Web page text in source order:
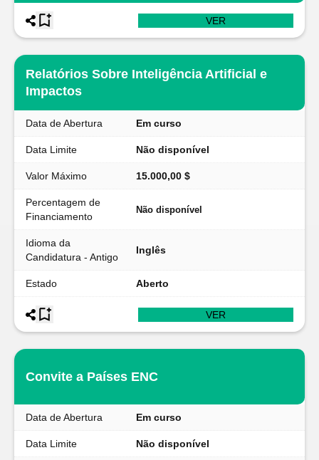
VER
Relatórios Sobre Inteligência Artificial e
Impactos
Data de Abertura Em curso
Data Limite Não disponível
Valor Máximo 15.000,00 $
Percentagem de
Financiamento
Não disponível
Idioma da
Candidatura - Antigo
Inglês
Estado Aberto
VER
Convite a Países ENC
Data de Abertura Em curso
Data Limite Não disponível